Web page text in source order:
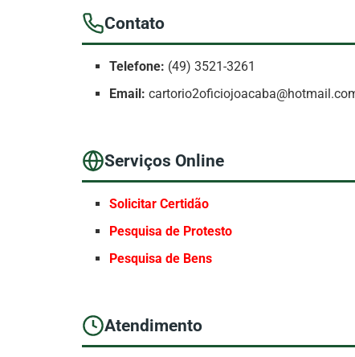
Contato
Telefone: (49) 3521-3261
Email:
Serviços Online
Solicitar Certidão
Pesquisa de Protesto
Pesquisa de Bens
Atendimento